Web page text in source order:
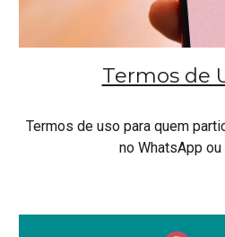
Termos de
Termos de uso para quem
no WhatsApp ou